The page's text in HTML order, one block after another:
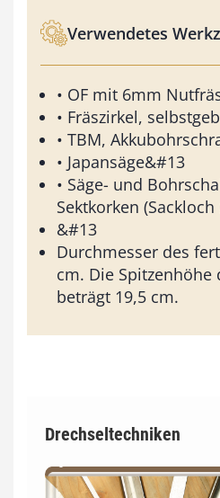
Verwendetes
• OF mit 6mm
• Fräszirkel,
• TBM,
• Japansäge&#13
• Säge- und
Sektkorken
&#13
Durchmesser des
cm. Die Spitzenhöhe
beträgt 19,5 cm.
Drechseltechniken